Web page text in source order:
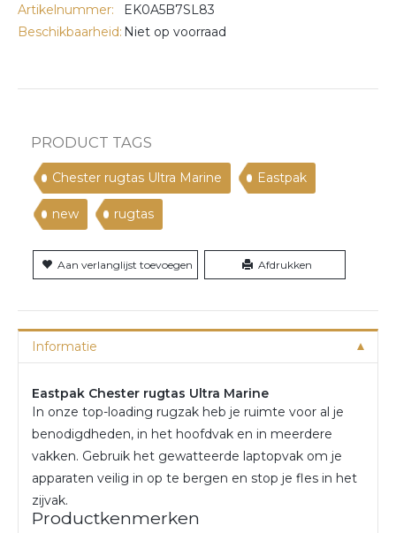
Artikelnummer:
EK0A5B7SL83
Beschikbaarheid: Niet op voorraad
PRODUCT TAGS
Chester rugtas Ultra Marine Eastpak
new rugtas
Aan verlanglijst toevoegen Afdrukken
Informatie
Eastpak Chester rugtas Ultra Marine
In onze top-loading rugzak heb je ruimte voor al je
benodigdheden, in het hoofdvak en in meerdere
vakken. Gebruik het gewatteerde laptopvak om je
apparaten veilig in op te bergen en stop je fles in het
zijvak.
Productkenmerken